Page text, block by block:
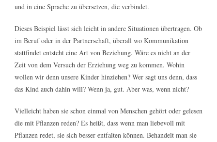
und in eine Sprache zu übersetzen, die verbindet.
Dieses Beispiel lässt sich leicht in andere Situationen übertragen. Ob
im Beruf oder in der Partnerschaft, überall wo Kommunikation
stattfindet entsteht eine Art von Beziehung. Wäre es nicht an der
Zeit von dem Versuch der Erziehung weg zu kommen. Wohin
wollen wir denn unsere Kinder hinziehen? Wer sagt uns denn, dass
das Kind auch dahin will? Wenn ja, gut. Aber was, wenn nicht?
Vielleicht haben sie schon einmal von Menschen gehört oder gelesen
die mit Pflanzen reden? Es heißt, dass wenn man liebevoll mit
Pflanzen redet, sie sich besser entfalten können. Behandelt man sie